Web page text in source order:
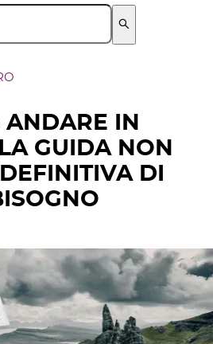
IN
GUIDA NON
DI